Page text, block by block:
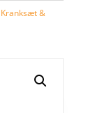
Kranksæt &